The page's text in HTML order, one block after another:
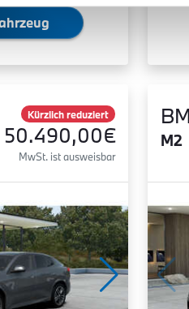
Kürzlich reduziert
50.490,00€
MwSt. ist ausweisbar
M2